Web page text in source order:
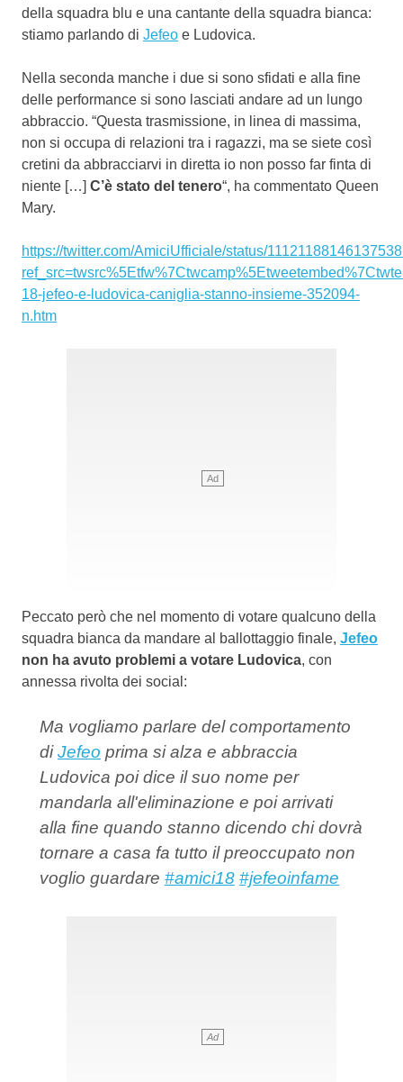
della squadra blu e una cantante della squadra bianca:
stiamo parlando di Jefeo e Ludovica.
Nella seconda manche i due si sono sfidati e alla fine
delle performance si sono lasciati andare ad un lungo
abbraccio. “Questa trasmissione, in linea di massima,
non si occupa di relazioni tra i ragazzi, ma se siete così
cretini da abbracciarvi in diretta io non posso far finta di
niente […] C’è stato del tenero“, ha commentato Queen
Mary.
https://twitter.com/AmiciUfficiale/status/
18-jefeo-e-ludovica-caniglia-stanno-insieme-352094-
n.htm
Peccato però che nel momento di votare qualcuno della
squadra bianca da mandare al ballottaggio finale, Jefeo
non ha avuto problemi a votare Ludovica, con
annessa rivolta dei social:
Ma vogliamo parlare del comportamento
diJefeo prima si alza e abbraccia
Ludovica poi dice il suo nome per
mandarla all'eliminazione e poi arrivati
alla fine quando stanno dicendo chi dovrà
tornare a casa fa tutto il preoccupato non
voglio guardare #amici18 #jefeoinfame